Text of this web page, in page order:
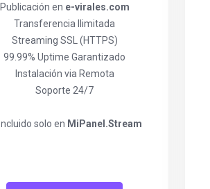
Publicación en e-virales.com
Transferencia Ilimitada
Streaming SSL (HTTPS)
99.99% Uptime Garantizado
Instalación via Remota
Soporte 24/7
Incluido solo en MiPanel.Stream